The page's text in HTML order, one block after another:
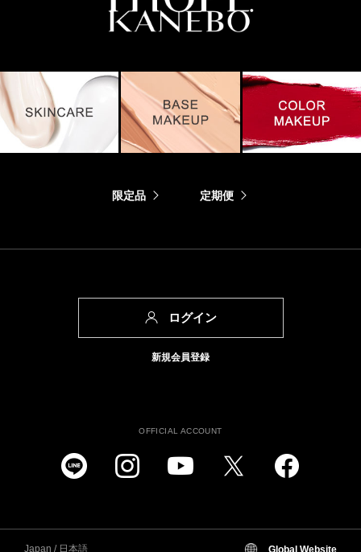
限定品 定期便
ログイン
新規会員登録
OFFICIAL ACCOUNT
Japan / 日本語 Global Website